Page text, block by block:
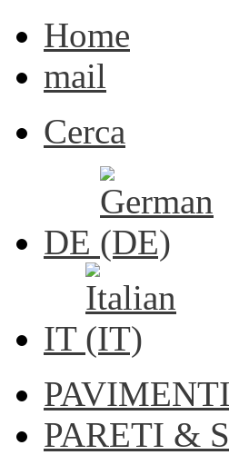
Home
mail
Cerca
DE
IT
PAVIMENTI
PARETI &